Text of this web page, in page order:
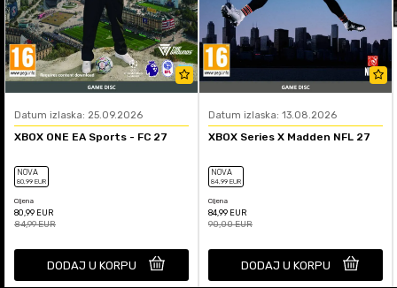
Datum izlaska: 25.09.2026
XBOX ONE EA Sports - FC 27
NOVA
80,99 EUR
Cijena
80,99 EUR
84,99EUR
DODAJ U KORPU
Datum izlaska: 13.08.2026
XBOX Series X Madden NFL 27
NOVA
84,99 EUR
Cijena
84,99 EUR
90,00EUR
DODAJ U KORPU